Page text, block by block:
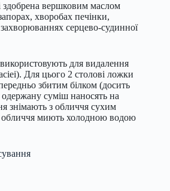
здобрена вершковим маслом
хворобах печінки,
серцево-судинної
використовують для видалення
Для цього 2 столові ложки
збитим білком (досить
суміш наносять на
знімають з обличчя сухим
миють холодною водою